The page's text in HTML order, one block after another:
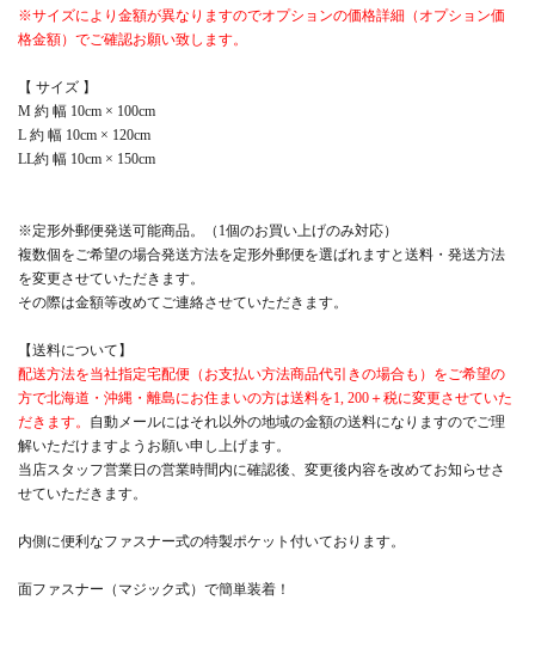
※サイズにより金額が異なりますのでオプションの価格詳細（オプション価
格金額）でご確認お願い致します。
【 サイズ 】
M 約 幅 10cm × 100cm
L 約 幅 10cm × 120cm
LL約 幅 10cm × 150cm
※定形外郵便発送可能商品。（1個のお買い上げのみ対応）
複数個をご希望の場合発送方法を定形外郵便を選ばれますと送料・発送方法
を変更させていただきます。
その際は金額等改めてご連絡させていただきます。
【送料について】
配送方法を当社指定宅配便（お支払い方法商品代引きの場合も）をご希望の
方で北海道・沖縄・離島にお住まいの方は送料を1, 200＋税に変更させていた
だきます。 自動メールにはそれ以外の地域の金額の送料になりますのでご理
解いただけますようお願い申し上げます。
当店スタッフ営業日の営業時間内に確認後、変更後内容を改めてお知らせさ
せていただきます。
内側に便利なファスナー式の特製ポケット付いております。
面ファスナー（マジック式）で簡単装着！